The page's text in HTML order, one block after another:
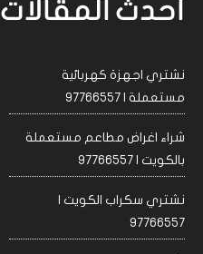
احدث المقالات
نشتري اجهزة كهربائية
مستعملة | 97766557
شراء اغراض مطاعم مستعملة
بالكويت | 97766557
نشتري سكراب الكويت |
97766557